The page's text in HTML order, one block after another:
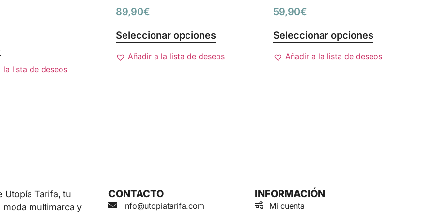
la lista de deseos
89,90€
Seleccionar opciones
Añadir a la lista de deseos
59,90€
Seleccionar opciones
Añadir a la lista de deseos
Utopía Tarifa, tu
moda multimarca y
CONTACTO
info@utopiatarifa.com
INFORMACIÓN
Mi cuenta